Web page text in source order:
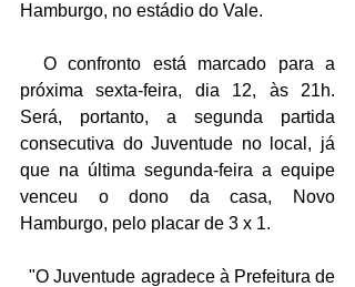
Hamburgo, no estádio do Vale.
próxima sexta-feira, dia 12, às 21h.
Será, portanto, a segunda partida
consecutiva do Juventude no local, já
que na última segunda-feira a equipe
venceu o dono da casa, Novo
Hamburgo, pelo placar de 3 x 1.
  "O Juventude agradece à Prefeitura de